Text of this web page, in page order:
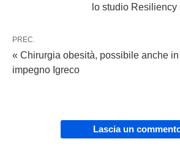
lo studio
PREC.
« Chirurgia obesità, possibile anche
impegno Igreco
Lascia un